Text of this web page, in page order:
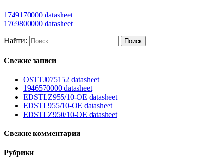
1749170000 datasheet
1769800000 datasheet
Найти:
Свежие записи
OSTTJ075152 datasheet
1946570000 datasheet
EDSTLZ955/10-OE datasheet
EDSTL955/10-OE datasheet
EDSTLZ950/10-OE datasheet
Свежие комментарии
Рубрики